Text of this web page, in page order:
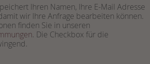
Ihren Namen, Ihre E-Mail Adresse
wir Ihre Anfrage bearbeiten können.
finden Sie in unseren
. Die Checkbox für die